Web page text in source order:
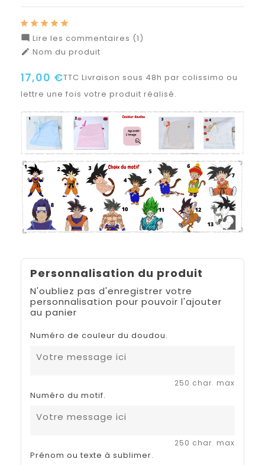
 Lire les commentaires (1)
 Nom du produit
17,00 €TTC Livraison sous 48h par colissimo ou
lettre une fois votre produit réalisé.
Personnalisation du produit
N'oubliez pas d'enregistrer votre
personnalisation pour pouvoir l'ajouter
au panier
Numéro de couleur du doudou.
250 char. max
Numéro du motif.
250 char. max
Prénom ou texte à sublimer.